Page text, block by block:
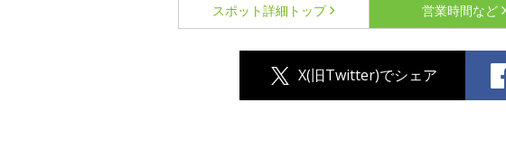
スポット詳細 トップ 営業時間など
X(旧Twitter)でシェア